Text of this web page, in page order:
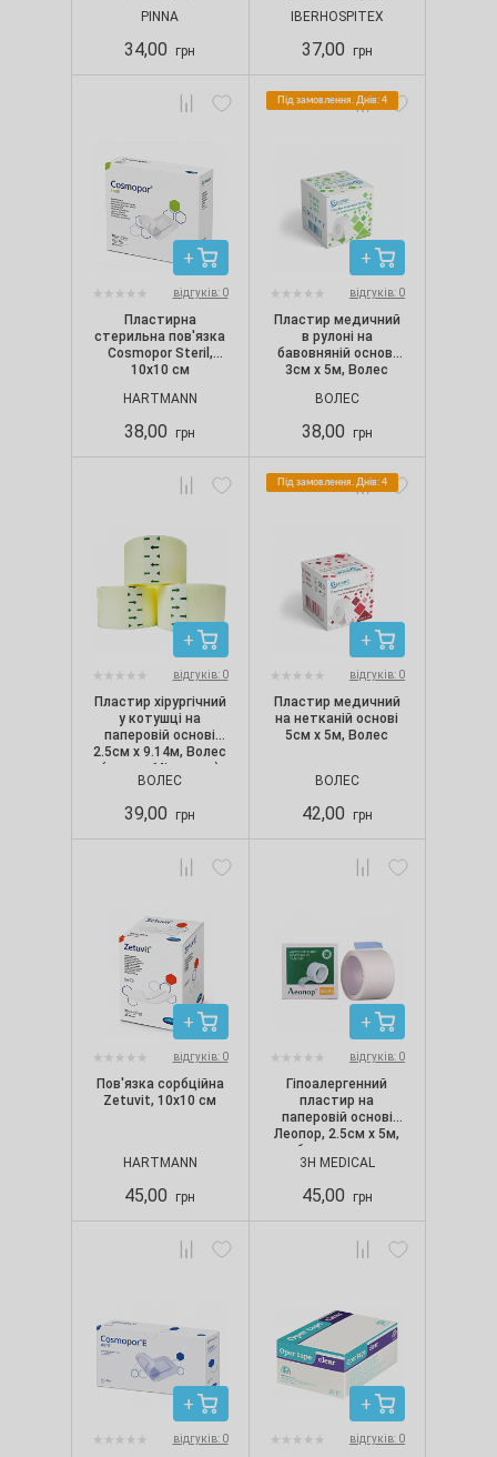
PINNA
34,00 грн
clear 5м х 1.25см
IBERHOSPITEX
37,00 грн
відгуків: 0
Пластирна
стерильна пов'язка
Cosmopor Steril,
10х10 см
HARTMANN
38,00 грн
Під замовлення. Днів: 4
відгуків: 0
Пластир медичний
в рулоні на
бавовняній основі
3см х 5м, Волес
ВОЛЕС
38,00 грн
відгуків: 0
Пластир хірургічний
у котушці на
паперовій основі
2.5см х 9.14м, Волес
(аналог Micropore)
ВОЛЕС
39,00 грн
Під замовлення. Днів: 4
відгуків: 0
Пластир медичний
на нетканій основі
5см х 5м, Волес
ВОЛЕС
42,00 грн
відгуків: 0
Пов'язка сорбційна
Zetuvit, 10х10 см
HARTMANN
45,00 грн
відгуків: 0
Гіпоалергенний
пластир на
паперовій основі
Леопор, 2.5см х 5м,
без котушки
3H MEDICAL
45,00 грн
відгуків: 0 відгуків: 0